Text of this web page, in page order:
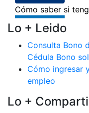
Lo + Leido
Consulta Bono
Cédula Bono
Cómo ingresar
empleo
Lo +